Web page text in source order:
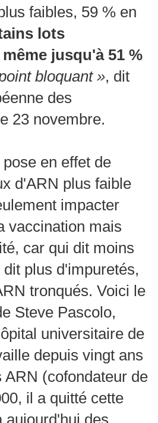
faibles, 59 % en
lots
jusqu'à 51 %
bloquant », dit
des
23 novembre.
en effet de
d'ARN plus faible
impacter
vaccination mais
car qui dit moins
plus d'impuretés,
tronqués. Voici le
Steve Pascolo,
universitaire de
depuis vingt ans
ARN (cofondateur de
il a quitté cette
aujourd'hui des